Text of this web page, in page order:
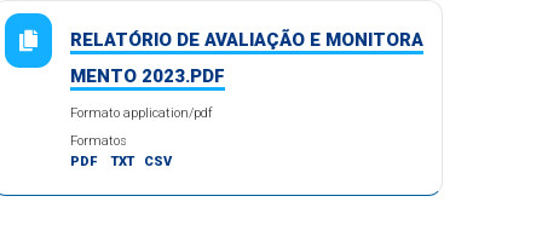
RELATÓRIO DE AVALIAÇÃO E MONITORA
MENTO 2023.PDF
Formato application/pdf
Formatos
PDF
TXT CSV